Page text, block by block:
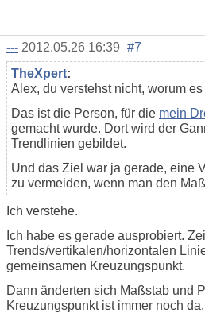
--- 2012.05.26 16:39 #7
TheXpert:
Alex, du verstehst nicht, worum es
Das ist die Person, für die mein
gemacht wurde. Dort wird der
Trendlinien gebildet.
Und das Ziel war ja gerade, eine
zu vermeiden, wenn man den
Ich verstehe.
Ich habe es gerade ausprobiert.
Trends/vertikalen/horizontalen
gemeinsamen Kreuzungspunkt.
Dann änderten sich Maßstab und
Kreuzungspunkt ist immer noch da.